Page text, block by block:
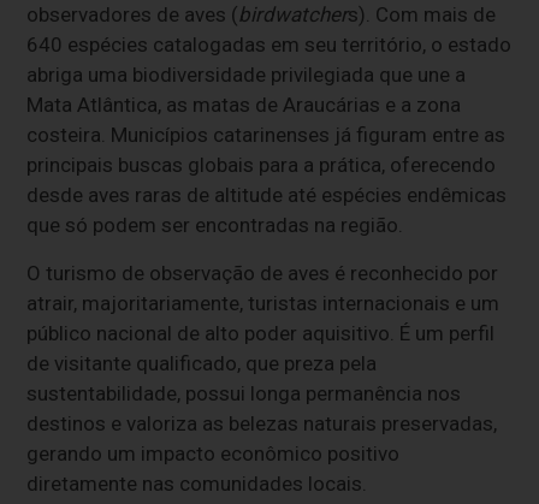
observadores de aves (birdwatchers). Com mais de
640 espécies catalogadas em seu território, o estado
abriga uma biodiversidade privilegiada que une a
Mata Atlântica, as matas de Araucárias e a zona
costeira. Municípios catarinenses já figuram entre as
principais buscas globais para a prática, oferecendo
desde aves raras de altitude até espécies endêmicas
que só podem ser encontradas na região.
O turismo de observação de aves é reconhecido por
atrair, majoritariamente, turistas internacionais e um
público nacional de alto poder aquisitivo. É um perfil
de visitante qualificado, que preza pela
sustentabilidade, possui longa permanência nos
destinos e valoriza as belezas naturais preservadas,
gerando um impacto econômico positivo
diretamente nas comunidades locais.